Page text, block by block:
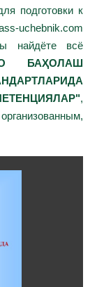
подготовки к
uchebnik.com
найдёте всё
БАҲОЛАШ
,